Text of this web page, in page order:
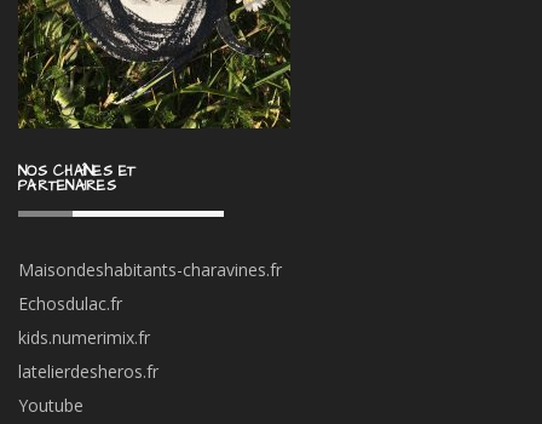
NOS CHAÎNES ET
PARTENAIRES
Maisondeshabitants-charavines.fr
Echosdulac.fr
kids.numerimix.fr
latelierdesheros.fr
Youtube